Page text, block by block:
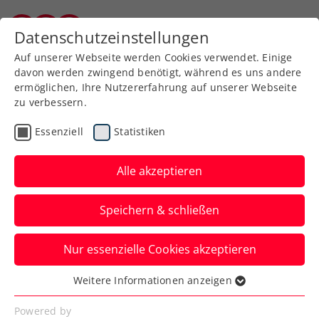
Zurück zur Newsübersicht
Turniere
ITF Warmbad Villach:
Kostic hält Österreichs
Fahne hoch
Bei den Herren erobert indes Spring-
Bowl-Sieger Nico Hipfl in Kärnten seinen
ersten ATP-Punkt.
Verfasst von: Manuel Wachta, 14.05.2024
Datenschutzeinstellungen
Auf unserer Webseite werden Cookies verwendet. Einige
davon werden zwingend benötigt, während es uns andere
ermöglichen, Ihre Nutzererfahrung auf unserer Webseite
zu verbessern.
Essenziell Statistiken
Alle akzeptieren
Speichern & schließen
Nur essenzielle Cookies akzeptieren
Essenziell
Essenzielle Cookies werden für grundlegende
Weitere Informationen anzeigen
Powered by